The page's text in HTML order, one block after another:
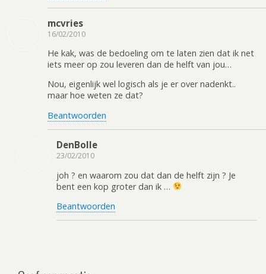
mcvries
16/02/2010
He kak, was de bedoeling om te laten zien dat ik net
iets meer op zou leveren dan de helft van jou…
Nou, eigenlijk wel logisch als je er over nadenkt..
maar hoe weten ze dat?
Beantwoorden
DenBolle
23/02/2010
joh ? en waarom zou dat dan de helft zijn ? Je
bent een kop groter dan ik …
Beantwoorden